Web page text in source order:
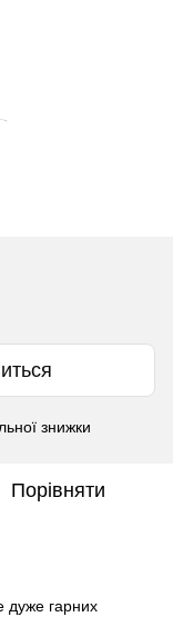
знижки
Порівняти
дуже гарних